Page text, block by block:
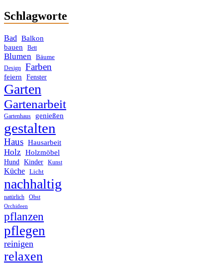
Schlagworte
Bad
Balkon
bauen
Bett
Blumen Bäume
Design Farben
feiern Fenster
Garten
Gartenarbeit
Gartenhaus genießen
gestalten
Haus Hausarbeit
Holz Holzmöbel
Hund Kinder Kunst
Küche Licht
nachhaltig
natürlich Obst
Orchideen
pflanzen
pflegen
reinigen
relaxen